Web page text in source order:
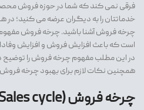
فرقی نمی کند که شما در حوزه فروش
خدماتتان را به دیگران عرضه می کنید؛ در
است که باعث افزایش فروش و افزایش
در این مطلب مفهوم چرخه فروش را توضیح
همچنین نکات لازم برای بهبود چرخه فروش
چرخه فروش (Sales cycle) چیست؟